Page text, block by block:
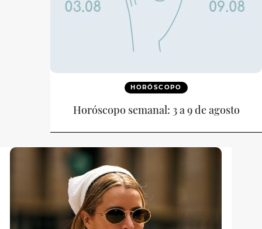
HORÓSCOPO
Horóscopo semanal: 3 a 9 de agosto